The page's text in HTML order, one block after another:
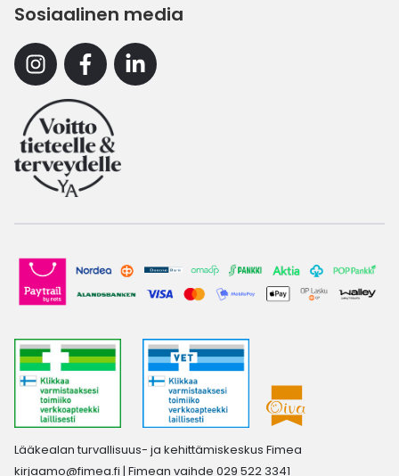
Sosiaalinen media
InstagramFacebookLinkedin
Lääkealan turvallisuus- ja kehittämiskeskus Fimea
kirjaamo@fimea.fi | Fimean vaihde 029 522 3341